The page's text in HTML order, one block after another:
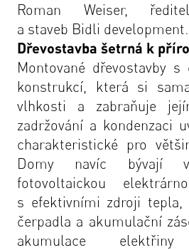
Roman Weiser,
a staveb Bidli development.
Dřevostavba šetrná k
Montované dřevostavby s
konstrukcí, která si
vlhkosti a zabraňuje
zadržování a kondenzaci
charakteristické pro
Domy navíc bývají
fotovoltaickou
s efektivními zdroji tepla,
čerpadla a akumulační
akumulace